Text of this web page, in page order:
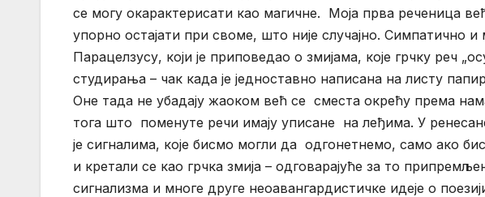
се могу окарактерисати као магичне. Моја прва реченица
упорно остајати при своме, што није случајно. Симпатично
Парацелзусу, који је приповедао о змијама, које грчку реч
студирања – чак када је једноставно написана на листу
Оне тада не убадају жаоком већ се сместа окрећу према
тога што поменуте речи имају уписане на леђима. У
је сигналима, које бисмо могли да одгонетнемо, само ако
и кретали се као грчка змија – одговарајуће за то
сигнализма и многе друге неоавангардистичке идеје о